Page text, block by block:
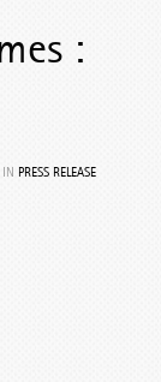
:
IN PRESS RELEASE